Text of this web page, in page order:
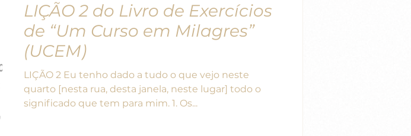
LIÇÃO 2 do Livro de Exercícios
de “Um Curso em Milagres”
(UCEM)
LIÇÃO 2 Eu tenho dado a tudo o que vejo neste
quarto [nesta rua, desta janela, neste lugar] todo o
significado que tem para mim. 1. Os...